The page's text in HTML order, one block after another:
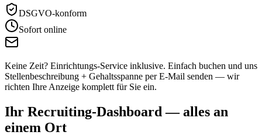
DSGVO-konform
Sofort online
Keine Zeit? Einrichtungs-Service inklusive. Einfach buchen und uns
Stellenbeschreibung + Gehaltsspanne per E-Mail senden — wir
richten Ihre Anzeige komplett für Sie ein.
Ihr Recruiting-Dashboard — alles an
einem Ort